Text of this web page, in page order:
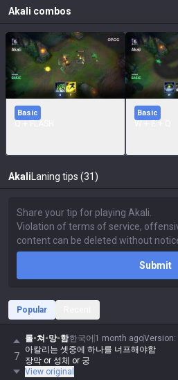
Akali combos
Basic Basic
Akali Laning tips (31)
Submit
Popular
7
롤-쳐-망-함한국어 1 month agoVersion:
아칼리는 셋중에 하나를 너프해야함
장막 or 성체 or 궁
View original